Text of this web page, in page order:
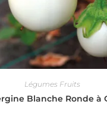
Légumes Fruits
Blanche Ronde à